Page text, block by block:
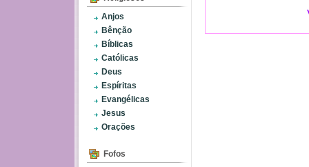
Anjos
Bênção
Bíblicas
Católicas
Deus
Espíritas
Evangélicas
Jesus
Orações
Fofos